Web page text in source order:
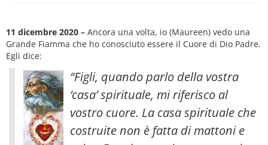
11 dicembre 2020 – Ancora una volta, io (Maureen) vedo una
Grande Fiamma che ho conosciuto essere il Cuore di Dio Padre.
Egli dice:
“Figli, quando parlo della vostra
‘casa’ spirituale, mi riferisco al
vostro cuore. La casa spirituale che
costruite non è fatta di mattoni e